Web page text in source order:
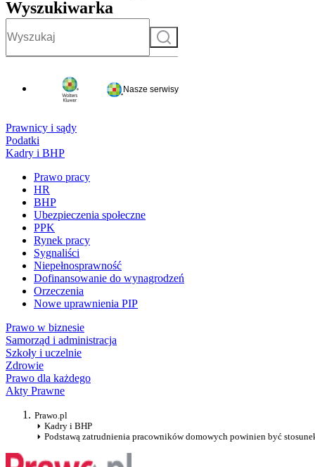
Wyszukiwarka
Szukaj
Nasze serwisy
Prawnicy i sądy
Podatki
Kadry i BHP
Prawo pracy
HR
BHP
Ubezpieczenia społeczne
PPK
Rynek pracy
Sygnaliści
Niepełnosprawność
Dofinansowanie do wynagrodzeń
Orzeczenia
Nowe uprawnienia PIP
Prawo w biznesie
Samorząd i administracja
Szkoły i uczelnie
Zdrowie
Prawo dla każdego
Akty Prawne
Prawo.pl
Kadry i BHP
Podstawą zatrudnienia pracowników domowych powinien być